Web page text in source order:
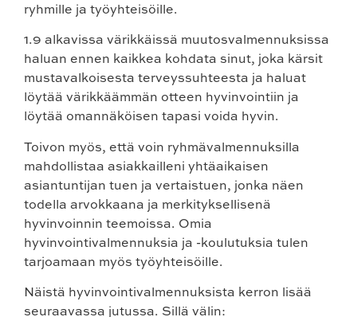
ryhmille ja työyhteisöille.
1.9 alkavissa värikkäissä muutosvalmennuksissa
haluan ennen kaikkea kohdata sinut, joka kärsit
mustavalkoisesta terveyssuhteesta ja haluat
löytää värikkäämmän otteen hyvinvointiin ja
löytää omannäköisen tapasi voida hyvin.
Toivon myös, että voin ryhmävalmennuksilla
mahdollistaa asiakkailleni yhtäaikaisen
asiantuntijan tuen ja vertaistuen, jonka näen
todella arvokkaana ja merkityksellisenä
hyvinvoinnin teemoissa. Omia
hyvinvointivalmennuksia ja -koulutuksia tulen
tarjoamaan myös työyhteisöille.
Näistä hyvinvointivalmennuksista kerron lisää
seuraavassa jutussa. Sillä välin: